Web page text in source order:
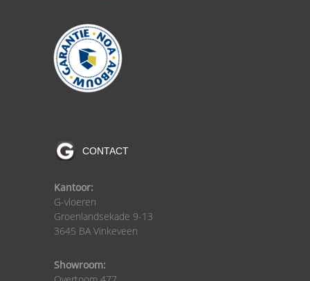
CONTACT
Kantoor:
G-vloeren
Groenlandsekade 9-13
3645 BA Vinkeveen
Showroom: